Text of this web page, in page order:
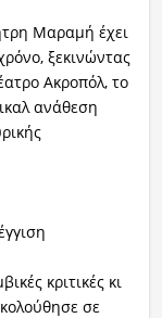
Μαραμή έχει
ξεκινώντας
Ακροπόλ, το
ανάθεση
κριτικές κι
σε